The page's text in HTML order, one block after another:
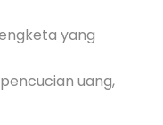
yang
uang,